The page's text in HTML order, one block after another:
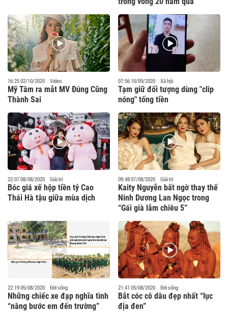
16:25 02/10/2020 Video
Mỹ Tâm ra mắt MV Đúng Cũng
Thành Sai
07:56 10/09/2020 Xã hội
Tạm giữ đối tượng dùng "clip
nóng" tống tiền
22:07 08/08/2020 Giải trí
Bóc giá xế hộp tiền tỷ Cao
Thái Hà tậu giữa mùa dịch
09:48 07/08/2020 Giải trí
Kaity Nguyễn bất ngờ thay thế
Ninh Dương Lan Ngọc trong
“Gái già lắm chiêu 5”
22:19 05/08/2020 Đời sống
Những chiếc xe đạp nghĩa tình
“nâng bước em đến trường”
21:41 05/08/2020 Đời sống
Bắt cóc cô dâu đẹp nhất “lục
địa đen”